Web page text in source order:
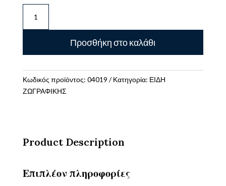
CARIOCA
TITA
ΧΡΩΜΑΤΑ
Προσθήκη στο καλάθι
Κωδικός προϊόντος: 04019 Κατηγορία: ΕΙΔΗ
ΖΩΓΡΑΦΙΚΗΣ
Product Description
Επιπλέον πληροφορίες